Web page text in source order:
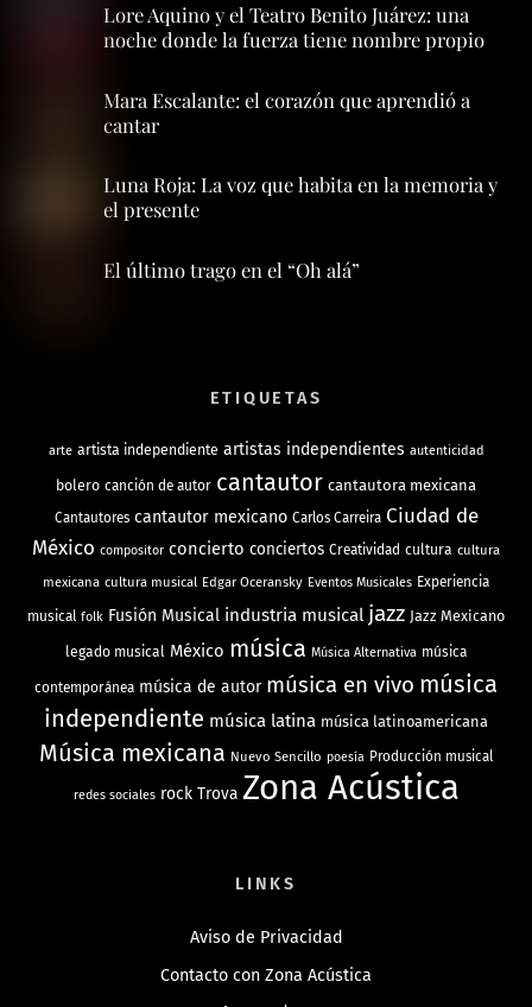
Lore Aquino y el Teatro Benito Juárez: una
noche donde la fuerza tiene nombre propio
Mara Escalante: el corazón que aprendió a
cantar
Luna Roja: La voz que habita en la memoria y
el presente
El último trago en el “Oh alá”
ETIQUETAS
arte artista independiente artistas independientes autenticidad
bolero canción de autor cantautor cantautora mexicana
Cantautores cantautor mexicano Carlos Carreira Ciudad de
México compositor concierto conciertos Creatividad cultura cultura
mexicana cultura musical Edgar Oceransky Eventos Musicales Experiencia
musical folk Fusión Musical industria musical jazz Jazz Mexicano
legado musical México música Música Alternativa música
contemporánea música de autor música en vivo música
independiente música latina música latinoamericana
Música mexicana Nuevo Sencillo poesía Producción musical
redes sociales rock Trova Zona Acústica
LINKS
Aviso de Privacidad
Contacto con Zona Acústica